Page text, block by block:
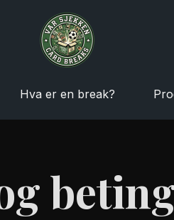
Hva er en break?